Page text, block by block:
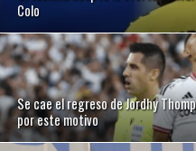
Colo
Se cae el regreso de Jordhy
por este motivo